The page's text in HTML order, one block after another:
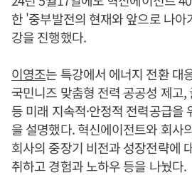
한 '중부발전의 현재와 앞으로 나
강을 진행했다.
이영조는 특강에서 에너지 전환 대
국민니즈 맞춤형 전력 공공성 제고
등 미래 지속적·안정적 전력공급을
을 설명했다. 혁신에이전트와 회사
회사의 중장기 비전과 성장전략에
취하고 경험과 노하우 등을 나눴다.